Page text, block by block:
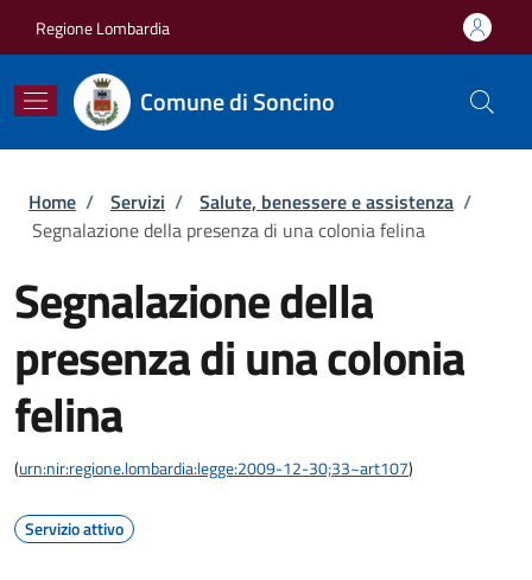
Regione Lombardia
Comune di Soncino
Briciole di pane
Home / Servizi / Salute, benessere e assistenza /
Segnalazione della presenza di una colonia felina
Segnalazione della
presenza di una colonia
felina
(urn:nir:regione.lombardia:legge:2009-12-30;33~art107)
Servizio attivo